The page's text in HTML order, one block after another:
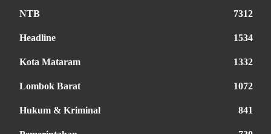
NTB 7312
Headline 1534
Kota Mataram 1332
Lombok Barat 1072
Hukum & Kriminal 841